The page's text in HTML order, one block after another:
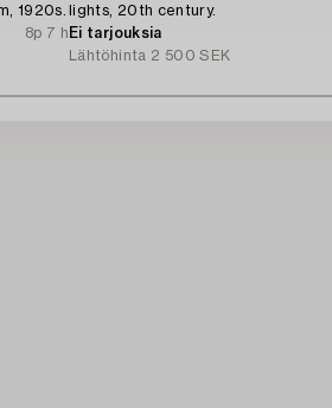
1920s.
8p 7 h
lights, 20th century.
Ei tarjouksia
Lähtöhinta 2 500 SEK